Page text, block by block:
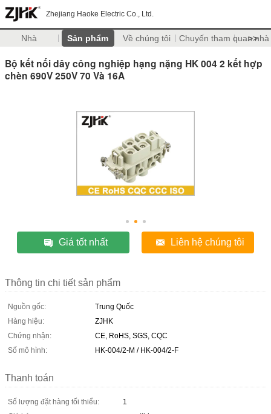
Zhejiang Haoke Electric Co., Ltd.
Nhà Sản phẩm Về chúng tôi Chuyến tham quan nhà
>>
Bộ kết nối dây công nghiệp hạng nặng HK 004 2 kết hợp
chèn 690V 250V 70 Và 16A
Giá tốt nhất Liên hệ chúng tôi
Thông tin chi tiết sản phẩm
Nguồn gốc:
Trung Quốc
Hàng hiệu:
ZJHK
Chứng nhận:
CE, RoHS, SGS, CQC
Số mô hình:
HK-004/2-M / HK-004/2-F
Thanh toán
Số lượng đặt hàng tối thiểu:
1